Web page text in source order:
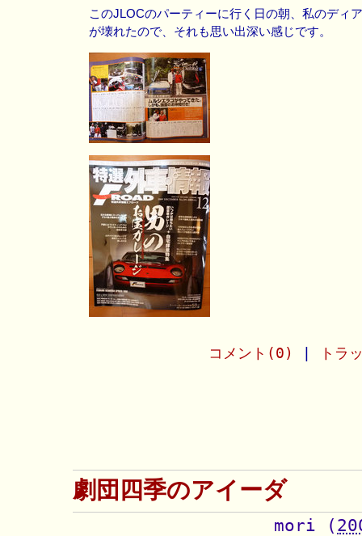
このJLOCのパーティーに行く日の朝、私のディ
が壊れたので、それも思い出深い感じです。
コメント(0) トラ
劇団四季のアイーダ
mori (